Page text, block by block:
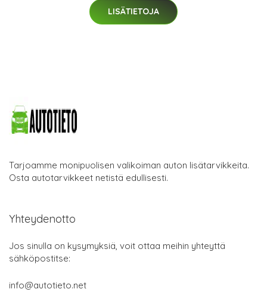
LISÄTIETOJA
Tarjoamme monipuolisen valikoiman auton lisätarvikkeita.
Osta autotarvikkeet netistä edullisesti.
Yhteydenotto
Jos sinulla on kysymyksiä, voit ottaa meihin yhteyttä
sähköpostitse:
info@autotieto.net